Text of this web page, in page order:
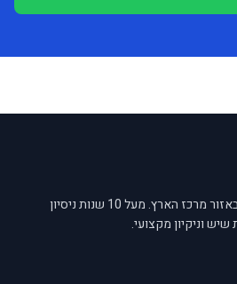
חברת פוליש וניקיון מקצועית באזור מרכז הארץ. מעל 10 שנות ניסיון
וניקיון מקצועי.